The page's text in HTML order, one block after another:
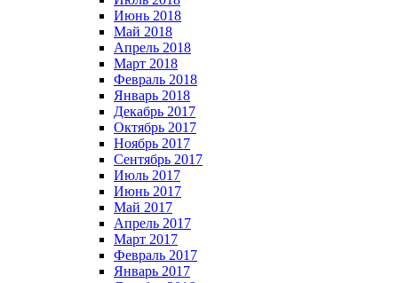
Июнь 2018
Май 2018
Апрель 2018
Март 2018
Февраль 2018
Январь 2018
Декабрь 2017
Октябрь 2017
Ноябрь 2017
Сентябрь 2017
Июль 2017
Июнь 2017
Май 2017
Апрель 2017
Март 2017
Февраль 2017
Январь 2017